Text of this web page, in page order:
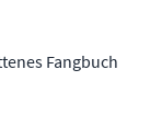
Fangbuch